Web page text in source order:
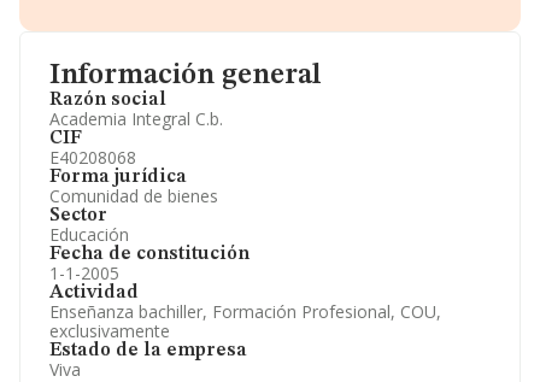
Información general
Razón social
Academia Integral C.b.
CIF
E40208068
Forma jurídica
Comunidad de bienes
Sector
Educación
Fecha de constitución
1-1-2005
Actividad
Enseñanza bachiller, Formación Profesional, COU,
exclusivamente
Estado de la empresa
Viva
Información oficial y registral complementaria.